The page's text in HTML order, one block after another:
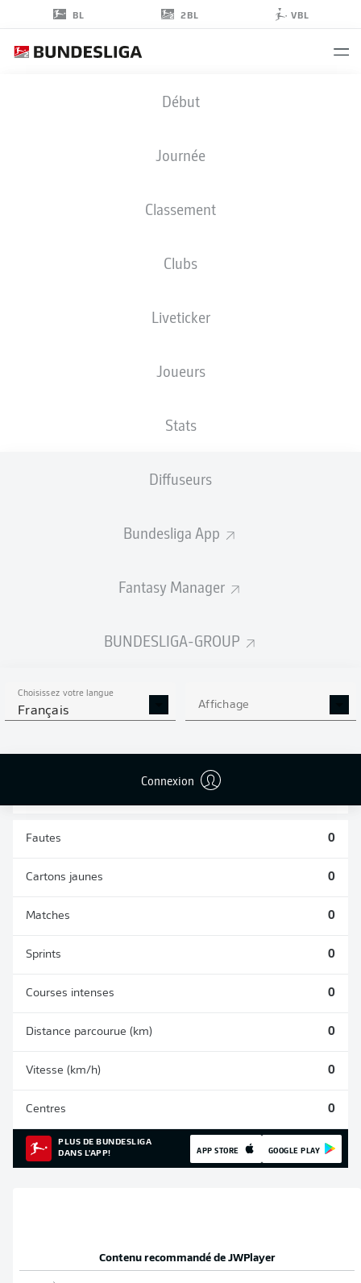
BL 2BL VBL
Début
Journée
Classement
Clubs
Liveticker
Joueurs
Stats
Diffuseurs
Bundesliga App
Fantasy Manager
BUNDESLIGA-GROUP
Choisissez votre langue
Français Affichage
Connexion
STATS DE LA SAISON
2025/2026
0 0
Fautes 0
Cartons jaunes 0
Matches 0
Sprints 0
Courses intenses 0
Distance parcourue (km) 0
Vitesse (km/h) 0
Centres 0
PLUS DE BUNDESLIGA
DANS L'APP!
APP STORE GOOGLE PLAY
Contenu recommandé de JWPlayer